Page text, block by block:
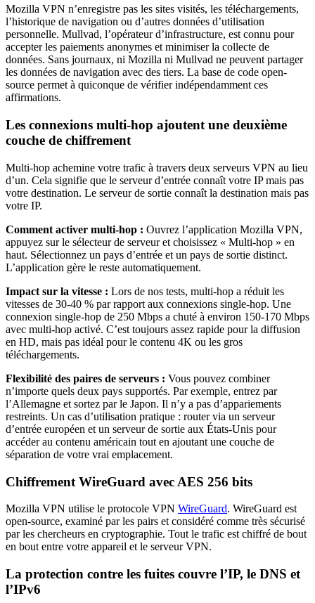
Mozilla VPN n’enregistre pas les sites visités, les téléchargements,
l’historique de navigation ou d’autres données d’utilisation
personnelle. Mullvad, l’opérateur d’infrastructure, est connu pour
accepter les paiements anonymes et minimiser la collecte de
données. Sans journaux, ni Mozilla ni Mullvad ne peuvent partager
les données de navigation avec des tiers. La base de code open-
source permet à quiconque de vérifier indépendamment ces
affirmations.
Les connexions multi-hop ajoutent une deuxième
couche de chiffrement
Multi-hop achemine votre trafic à travers deux serveurs VPN au lieu
d’un. Cela signifie que le serveur d’entrée connaît votre IP mais pas
votre destination. Le serveur de sortie connaît la destination mais pas
votre IP.
Comment activer multi-hop : Ouvrez l’application Mozilla VPN,
appuyez sur le sélecteur de serveur et choisissez « Multi-hop » en
haut. Sélectionnez un pays d’entrée et un pays de sortie distinct.
L’application gère le reste automatiquement.
Impact sur la vitesse : Lors de nos tests, multi-hop a réduit les
vitesses de 30-40 % par rapport aux connexions single-hop. Une
connexion single-hop de 250 Mbps a chuté à environ 150-170 Mbps
avec multi-hop activé. C’est toujours assez rapide pour la diffusion
en HD, mais pas idéal pour le contenu 4K ou les gros
téléchargements.
Flexibilité des paires de serveurs : Vous pouvez combiner
n’importe quels deux pays supportés. Par exemple, entrez par
l’Allemagne et sortez par le Japon. Il n’y a pas d’appariements
restreints. Un cas d’utilisation pratique : router via un serveur
d’entrée européen et un serveur de sortie aux États-Unis pour
accéder au contenu américain tout en ajoutant une couche de
séparation de votre vrai emplacement.
Chiffrement WireGuard avec AES 256 bits
Mozilla VPN utilise le protocole VPN WireGuard. WireGuard est
open-source, examiné par les pairs et considéré comme très sécurisé
par les chercheurs en cryptographie. Tout le trafic est chiffré de bout
en bout entre votre appareil et le serveur VPN.
La protection contre les fuites couvre l’IP, le DNS et
l’IPv6